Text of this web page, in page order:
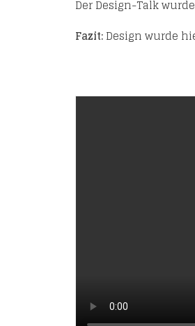
Der Design-Talk
Fazit:Design wurde